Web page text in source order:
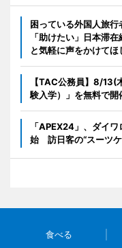
困っている外国人旅
「助けたい」日本滞
と気軽に声をかけてほ
【TAC公務員】8/13(
験入学）」を無料で開
「APEX24」、ダイ
始 訪日客の“スーツ
食べる